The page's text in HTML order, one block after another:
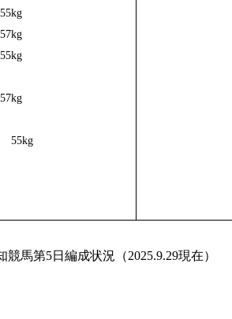
55kg
馬第5日編成状況（2025.9.29現在）